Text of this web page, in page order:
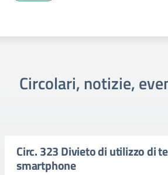
Circolari, notizie,
Circ. 323 Divieto di utilizzo di
smartphone